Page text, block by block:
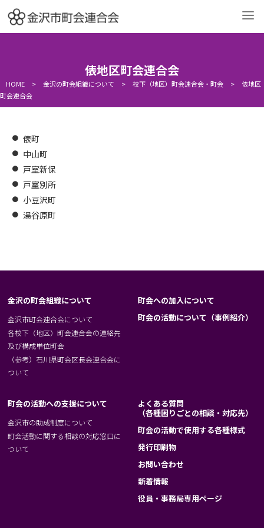
金沢の町会組織について 町会への加入について
町会の活動について
俵地区町会連合会
HOME > 金沢の町会組織について > 校下（地区）町会連合会・町会 >
俵地区
町会連合会
俵町
中山町
戸室新保
戸室別所
小豆沢町
湯谷原町
金沢の町会組織について
金沢市町会連合会について
各校下（地区）町会連合会の連絡先
及び構成単位町会
（参考）石川県町会区長会連合会に
ついて
町会への加入について
町会の活動について（事例紹介）
町会の活動への支援について
金沢市の助成制度について
町会活動に関する相談の対応窓口に
ついて
よくある質問
（各種困りごとの相談・対応先）
町会の活動で使用する各種様式
発行印刷物
お問い合わせ
新着情報
役員・事務局専用ページ